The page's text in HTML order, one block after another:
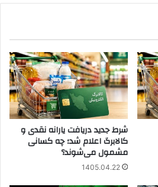
شرط جدید دریافت یارانه نقدی و
کالابرگ اعلام شد؛ چه کسانی
مشمول می‌شوند؟
1405.04.22